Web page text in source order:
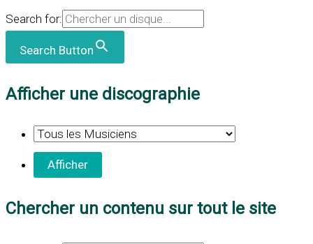
Search for:
Search Button
Afficher une discographie
Chercher un contenu sur tout le site